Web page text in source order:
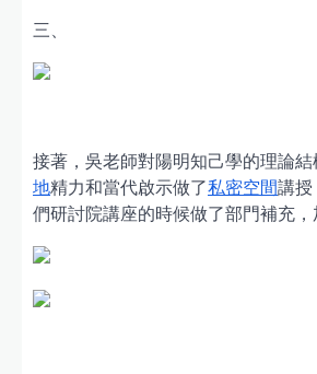
三、
接著，吳老師對陽明知己學的理論
地精力和當代啟示做了私密空間講
們研討院講座的時候做了部門補充，